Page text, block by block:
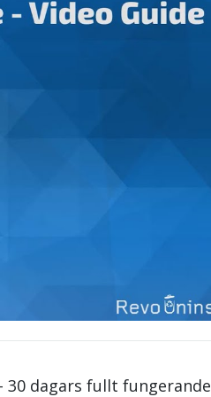
30 dagars fullt fungerande